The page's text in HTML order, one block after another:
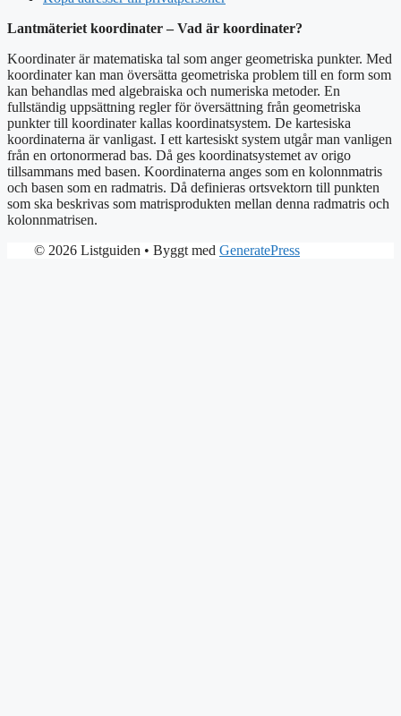
Lantmäteriet koordinater – Vad är koordinater?
Koordinater är matematiska tal som anger geometriska punkter. Med
koordinater kan man översätta geometriska problem till en form som
kan behandlas med algebraiska och numeriska metoder. En
fullständig uppsättning regler för översättning från geometriska
punkter till koordinater kallas koordinatsystem. De kartesiska
koordinaterna är vanligast. I ett kartesiskt system utgår man vanligen
från en ortonormerad bas. Då ges koordinatsystemet av origo
tillsammans med basen. Koordinaterna anges som en kolonnmatris
och basen som en radmatris. Då definieras ortsvektorn till punkten
som ska beskrivas som matrisprodukten mellan denna radmatris och
kolonnmatrisen.
© 2026 Listguiden • Byggt med GeneratePress